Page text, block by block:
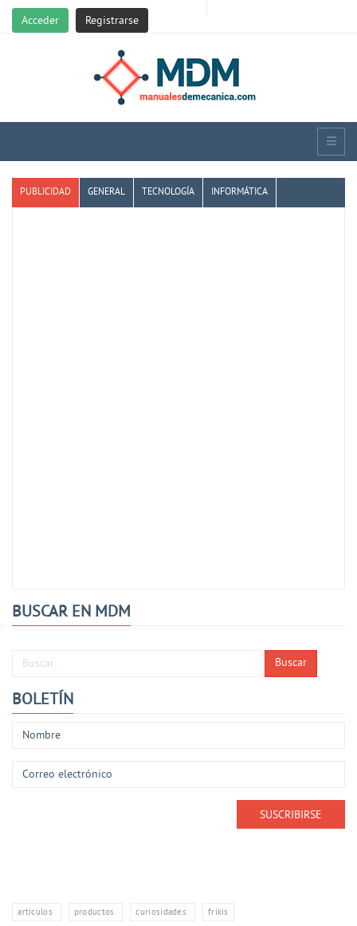
Acceder Registrarse
PUBLICIDAD GENERAL TECNOLOGÍA INFORMÁTICA
BUSCAR EN MDM
Buscar... Buscar
BOLETÍN
artículos productos curiosidades frikis